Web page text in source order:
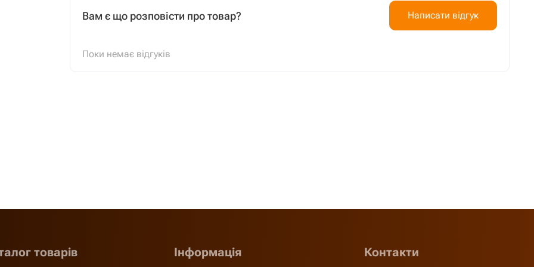
Вам є що розповісти про товар? Написати відгук
Поки немає відгуків
товарів Інформація Контакти